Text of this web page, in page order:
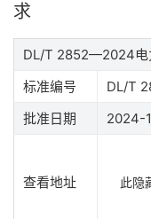
求
DL/T 2852—2024电
标准编号
DL/T
批准日期
2024-
查看地址 此隐